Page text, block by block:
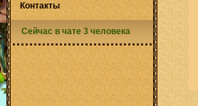
Контакты
Сейчас в чате 3 человека